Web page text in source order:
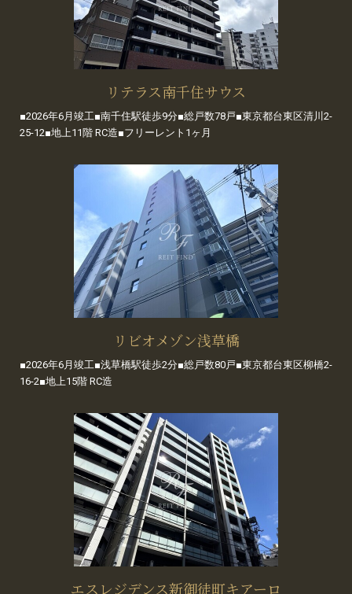
リテラス南千住サウス
■2026年6月竣工■南千住駅徒歩9分■総戸数78戸■東京都台東区清川2-
25-12■地上11階 RC造■フリーレント1ヶ月
リビオメゾン浅草橋
■2026年6月竣工■浅草橋駅徒歩2分■総戸数80戸■東京都台東区柳橋2-
16-2■地上15階 RC造
エスレジデンス新御徒町キアーロ